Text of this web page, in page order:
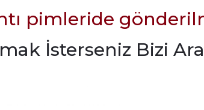
pimleride
İsterseniz Bizi